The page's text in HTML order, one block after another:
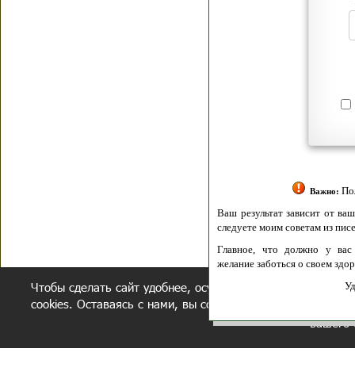
Я
Получение
Ваш результат зависит от вашей
следуете моим советам из писем и книг.
Главное, что должно у вас быть -
желание заботься о своем здоровье.
Удачи!
Чтобы сделать сайт удобнее, осуществляется обработка
cookies. Оставаясь с нами, вы соглашаетесь с нашей
вашего